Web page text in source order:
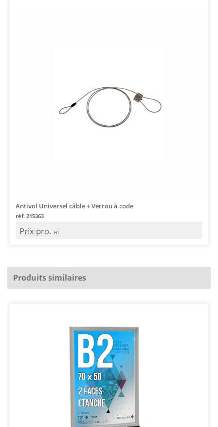
Antivol Universel câble + Verrou à code
réf. 215363
Prix pro. HT
Produits similaires